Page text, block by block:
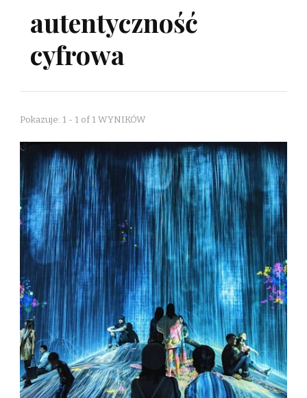
autentyczność
cyfrowa
Pokazuje: 1 - 1 of 1 WYNIKÓW